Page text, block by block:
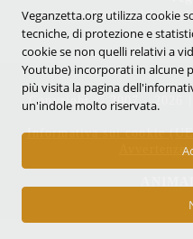
Notizie dal
Copyright © 2007 - 2026 |
Informativa sui cookie
Avvertenze
Veganzetta.org utilizza cookie
tecniche, di protezione e
cookie se non quelli relativi a
Youtube) incorporati in alcune
più visita la pagina
un'indole molto riservata.